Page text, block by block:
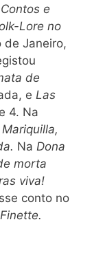
Contos e
Lore no
de Janeiro,
de
e Las
4. Na
Mariquilla,
Na Dona
morta
viva!
conto no